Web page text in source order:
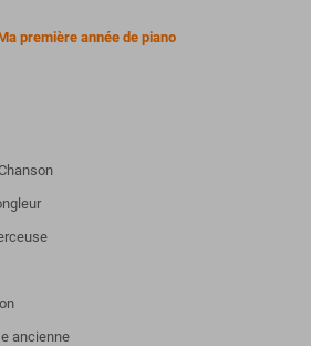
première année de piano
ancienne